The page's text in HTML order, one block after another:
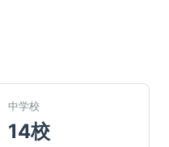
中学校
14校